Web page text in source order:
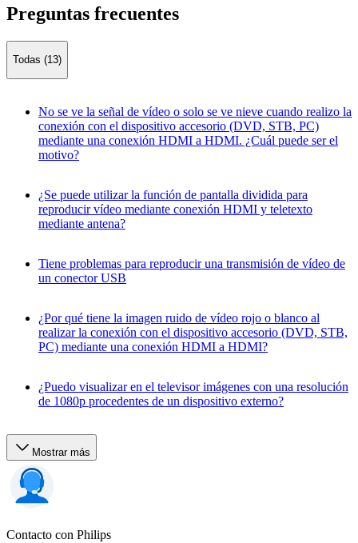
Preguntas frecuentes
Todas (13)
No se ve la señal de vídeo o solo se ve nieve cuando realizo la
conexión con el dispositivo accesorio (DVD, STB, PC)
mediante una conexión HDMI a HDMI. ¿Cuál puede ser el
motivo?
¿Se puede utilizar la función de pantalla dividida para
reproducir vídeo mediante conexión HDMI y teletexto
mediante antena?
Tiene problemas para reproducir una transmisión de vídeo de
un conector USB
¿Por qué tiene la imagen ruido de vídeo rojo o blanco al
realizar la conexión con el dispositivo accesorio (DVD, STB,
PC) mediante una conexión HDMI a HDMI?
¿Puedo visualizar en el televisor imágenes con una resolución
de 1080p procedentes de un dispositivo externo?
Mostrar más
Contacto con Philips